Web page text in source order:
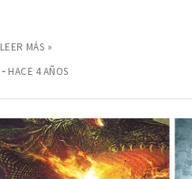
LEER MÁS »
HACE 4 AÑOS